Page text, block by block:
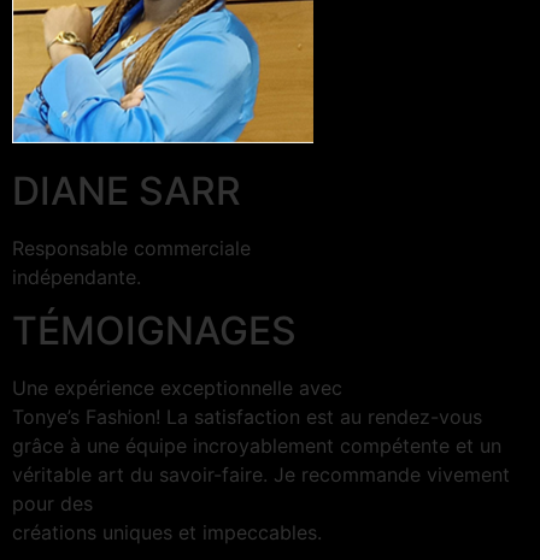
DIANE SARR
Responsable commerciale
indépendante.
TÉMOIGNAGES
Une expérience exceptionnelle avec
Tonye’s Fashion! La satisfaction est au rendez-vous
grâce à une équipe incroyablement compétente et un
véritable art du savoir-faire. Je recommande vivement
pour des
créations uniques et impeccables.